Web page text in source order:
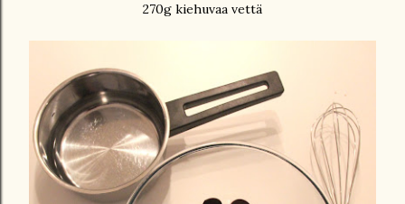
270g kiehuvaa vettä